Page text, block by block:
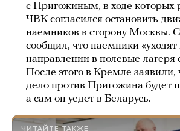
с Пригожиным, в ходе которых
ЧВК согласился остановить
наемников в сторону Москвы.
сообщил, что наемники
направлении в полевые лагеря
После этого в Кремле заявили,
дело против Пригожина будет
а сам он уедет в Беларусь.
ЧИТАЙТЕ ТАКЖЕ